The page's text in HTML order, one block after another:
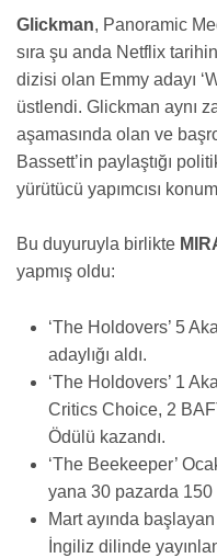
Glickman, Panoramic
sıra şu anda Netflix
dizisi olan Emmy adayı
üstlendi. Glickman aynı
aşamasında olan ve
Bassett’in paylaştığı
yürütücü yapımcısı
Bu duyuruyla birlikte
yapmış oldu:
‘The Holdovers’ 5
adaylığı aldı.
‘The Holdovers’ 1
Critics Choice, 2
Ödülü kazandı.
‘The Beekeeper’
yana 30 pazarda 150
Mart ayında
İngiliz dilinde